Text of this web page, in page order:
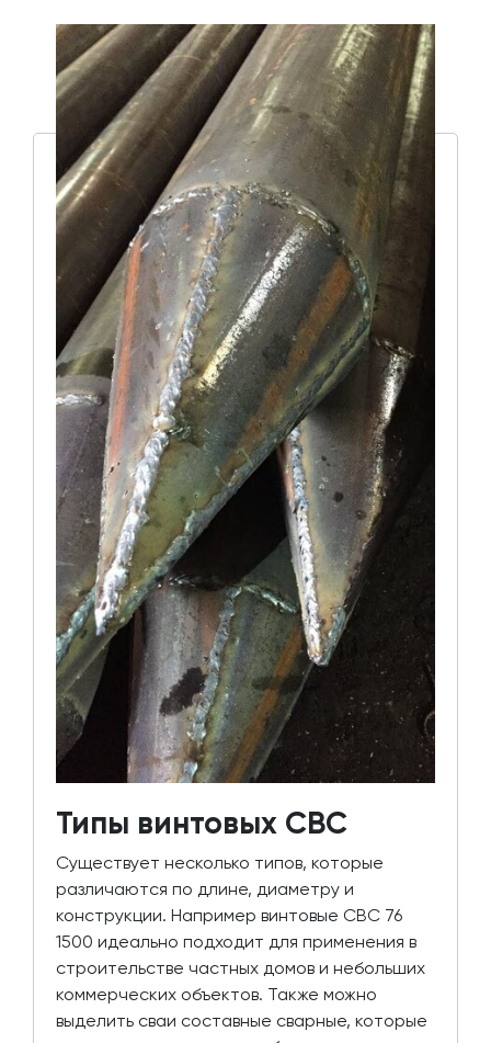
Типы винтовых СВС
Существует несколько типов, которые
различаются по длине, диаметру и
конструкции. Например винтовые СВС 76
1500 идеально подходит для применения в
строительстве частных домов и небольших
коммерческих объектов. Также можно
выделить сваи составные сварные, которые